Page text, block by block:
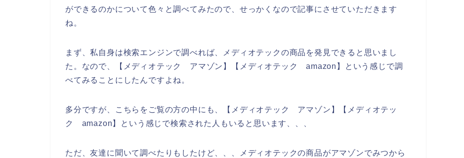
ができるのかについて色々と調べてみたので、せっかくなので記事にさせていただきます
ね。
まず、私自身は検索エンジンで調べれば、メディオテックの商品を発見できると思いまし
た。なので、【メディオテック アマゾン】【メディオテック amazon】という感じで調
べてみることにしたんですよね。
多分ですが、こちらをご覧の方の中にも、【メディオテック アマゾン】【メディオテッ
ク amazon】という感じで検索された人もいると思います、、、
ただ、友達に聞いて調べたりもしたけど、、、メディオテックの商品がアマゾンでみつから